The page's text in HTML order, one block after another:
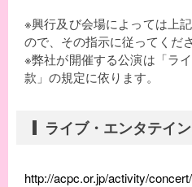
※興行及び会場によっては上
ので、その指示に従ってくださ
※弊社が開催する公演は「ラ
款」の規定に依ります。
ライブ・エンタテイ
http://acpc.or.jp/activity/concert/